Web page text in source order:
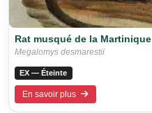
Rat musqué de la Martinique
Megalomys desmarestii
EX — Éteinte
En savoir plus